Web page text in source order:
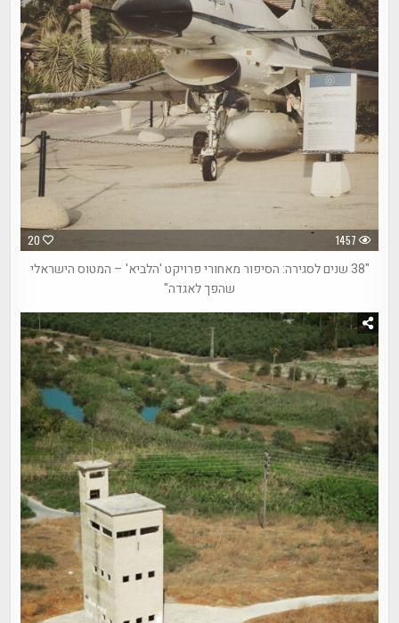
20 1457
"38 שנים לסגירה: הסיפור מאחורי פרויקט 'הלביא' – המטוס הישראלי
שהפך לאגדה"